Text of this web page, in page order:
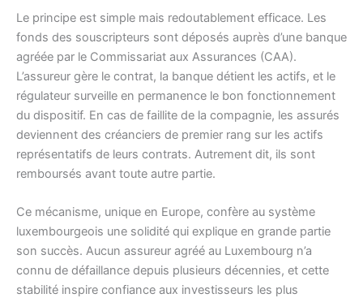
Le principe est simple mais redoutablement efficace. Les
fonds des souscripteurs sont déposés auprès d’une banque
agréée par le Commissariat aux Assurances (CAA).
L’assureur gère le contrat, la banque détient les actifs, et le
régulateur surveille en permanence le bon fonctionnement
du dispositif. En cas de faillite de la compagnie, les assurés
deviennent des créanciers de premier rang sur les actifs
représentatifs de leurs contrats. Autrement dit, ils sont
remboursés avant toute autre partie.
Ce mécanisme, unique en Europe, confère au système
luxembourgeois une solidité qui explique en grande partie
son succès. Aucun assureur agréé au Luxembourg n’a
connu de défaillance depuis plusieurs décennies, et cette
stabilité inspire confiance aux investisseurs les plus